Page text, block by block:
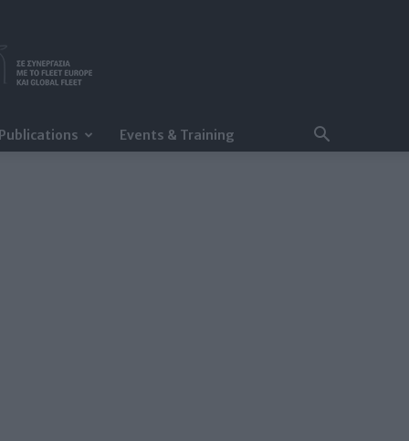
Publications Events & Training